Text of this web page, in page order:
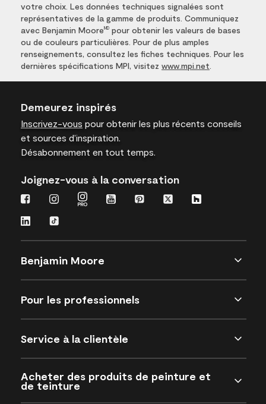
votre choix. Les données techniques signalées sont
représentatives de la gamme de produits. Communiquez
avec Benjamin Moore MD pour obtenir les valeurs de bases
ou de couleurs particulières. Pour de plus amples
renseignements, consultez les fiches techniques. Pour les
dernières spécifications MPI, visitez www.mpi.net
Demeurez inspirés
Inscrivez-vous pour obtenir les plus récents conseils
et sources d’inspiration.
Désabonnement en tout temps.
Joignez-vous à la conversation
Benjamin Moore
Pour les professionnels
Service à la clientèle
Acheter des produits de peinture et
de teinture